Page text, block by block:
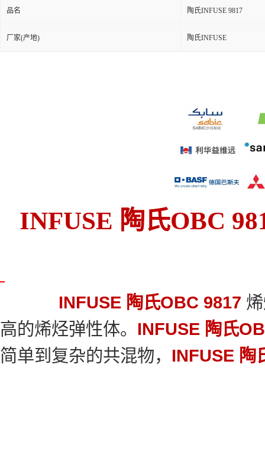
品名 陶氏INFUSE 9817
厂家(产地) 陶氏INFUSE
INFUSE 陶氏OBC
INFUSE 陶氏OBC 9817
高的烯烃弹性体。 INFUSE 陶氏
简单到复杂的共混物， INFUSE 陶